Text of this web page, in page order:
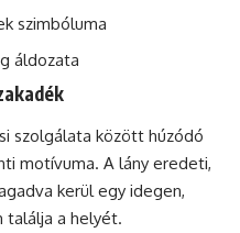
szimbóluma
áldozata
szolgálata között húzódó
motívuma. A lány eredeti,
kerül egy idegen,
találja a helyét.